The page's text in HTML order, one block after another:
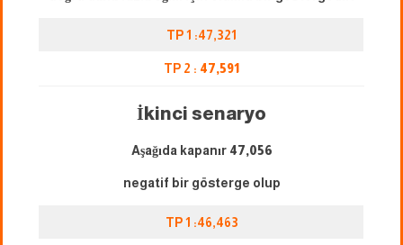
TP 1 :47,321
TP 2 : 47,591
İkinci senaryo
Aşağıda kapanır 47,056
negatif bir gösterge olup
TP 1 :46,463